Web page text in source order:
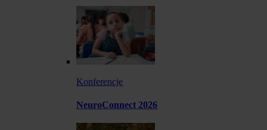
Konferencje
NeuroConnect 2026